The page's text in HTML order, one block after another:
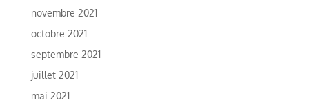
novembre 2021
octobre 2021
septembre 2021
juillet 2021
mai 2021